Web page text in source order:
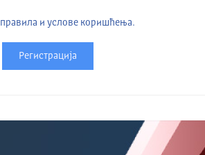
правила и услове коришћења.
Регистрација